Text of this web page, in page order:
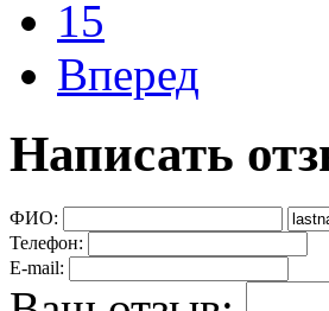
15
Вперед
Написать
ФИО:
Телефон:
E-mail: